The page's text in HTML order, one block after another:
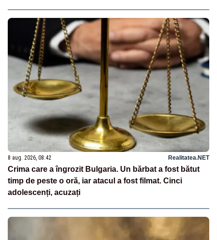
8 aug. 2026, 08:42 Realitatea.NET
Crima care a îngrozit Bulgaria. Un bărbat a fost bătut
timp de peste o oră, iar atacul a fost filmat. Cinci
adolescenți, acuzați